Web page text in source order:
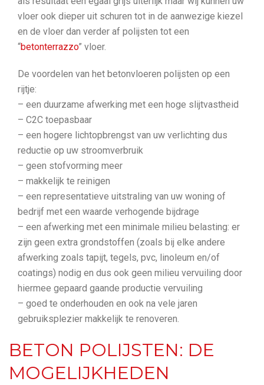
vloer ook dieper uit schuren tot in de aanwezige kiezel
en de vloer dan verder af polijsten tot een
“betonterrazzo” vloer.
De voordelen van het betonvloeren polijsten op een
rijtje:
– een duurzame afwerking met een hoge slijtvastheid
– C2C toepasbaar
– een hogere lichtopbrengst van uw verlichting dus
reductie op uw stroomverbruik
– geen stofvorming meer
– makkelijk te reinigen
– een representatieve uitstraling van uw woning of
bedrijf met een waarde verhogende bijdrage
– een afwerking met een minimale milieu belasting: er
zijn geen extra grondstoffen (zoals bij elke andere
afwerking zoals tapijt, tegels, pvc, linoleum en/of
coatings) nodig en dus ook geen milieu vervuiling door
hiermee gepaard gaande productie vervuiling
– goed te onderhouden en ook na vele jaren
gebruiksplezier makkelijk te renoveren.
BETON POLIJSTEN: DE
MOGELIJKHEDEN